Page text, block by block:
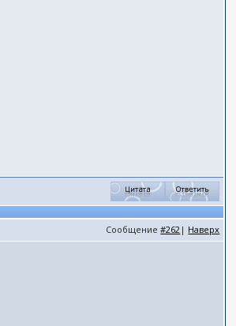
Сообщение#262 | Наверх